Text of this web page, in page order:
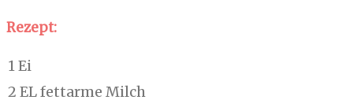
Rezept:
1 Ei
2 EL fettarme Milch